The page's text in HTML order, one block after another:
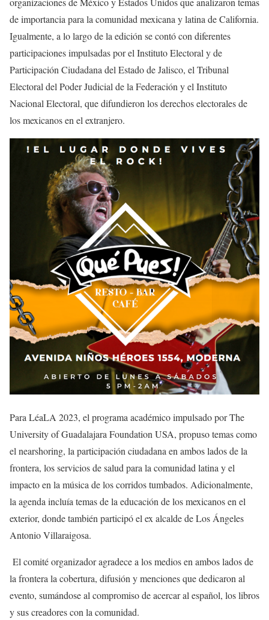
de importancia para la comunidad mexicana y latina de California.
Igualmente, a lo largo de la edición se contó con diferentes
participaciones impulsadas por el Instituto Electoral y de
Participación Ciudadana del Estado de Jalisco, el Tribunal
Electoral del Poder Judicial de la Federación y el Instituto
Nacional Electoral, que difundieron los derechos electorales de
los mexicanos en el extranjero.
Para LéaLA 2023, el programa académico impulsado por The
University of Guadalajara Foundation USA, propuso temas como
el nearshoring, la participación ciudadana en ambos lados de la
frontera, los servicios de salud para la comunidad latina y el
impacto en la música de los corridos tumbados. Adicionalmente,
la agenda incluía temas de la educación de los mexicanos en el
exterior, donde también participó el ex alcalde de Los Ángeles
Antonio Villaraigosa.
El comité organizador agradece a los medios en ambos lados de
la frontera la cobertura, difusión y menciones que dedicaron al
evento, sumándose al compromiso de acercar al español, los libros
y sus creadores con la comunidad.